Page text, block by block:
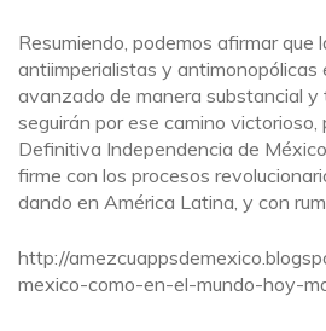
Resumiendo, podemos afirmar que
antiimperialistas y antimonopólicas
avanzado de manera substancial y
seguirán por ese camino victorioso,
Definitiva Independencia de
firme con los procesos
dando en América Latina, y con
http://
mexico-como-en-el-mundo-hoy-